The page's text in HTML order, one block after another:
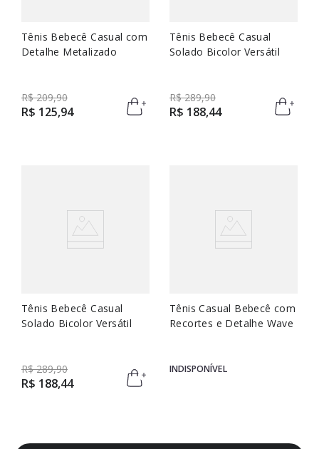
Tênis Bebecê Casual com
Detalhe Metalizado
R$ 209,90
R$ 125,94
Tênis Bebecê Casual
Solado Bicolor Versátil
R$ 289,90
R$ 188,44
Tênis Bebecê Casual
Solado Bicolor Versátil
R$ 289,90
R$ 188,44
Tênis Casual Bebecê com
Recortes e Detalhe Wave
INDISPONÍVEL